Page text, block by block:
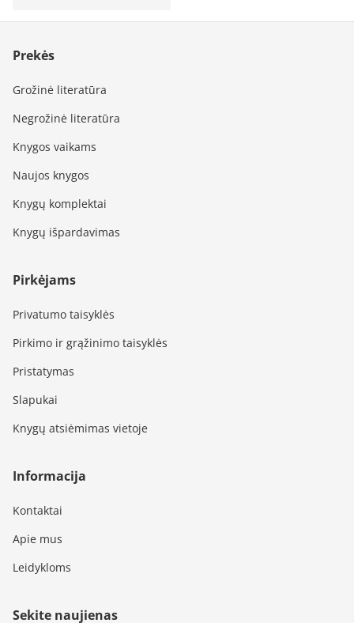
Prekės
Grožinė literatūra
Negrožinė literatūra
Knygos vaikams
Naujos knygos
Knygų komplektai
Knygų išpardavimas
Pirkėjams
Privatumo taisyklės
Pirkimo ir grąžinimo taisyklės
Pristatymas
Slapukai
Knygų atsiėmimas vietoje
Informacija
Kontaktai
Apie mus
Leidykloms
Sekite naujienas